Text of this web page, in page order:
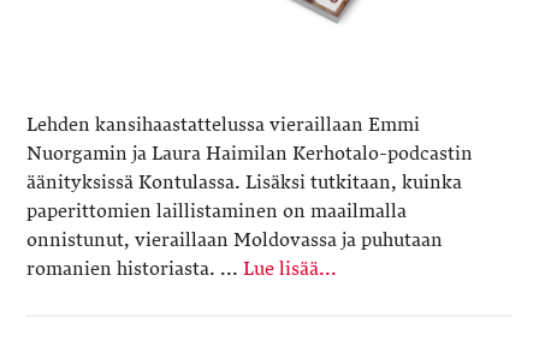
Lehden kansihaastattelussa vieraillaan Emmi
Nuorgamin ja Laura Haimilan Kerhotalo-podcastin
äänityksissä Kontulassa. Lisäksi tutkitaan, kuinka
paperittomien laillistaminen on maailmalla
onnistunut, vieraillaan Moldovassa ja puhutaan
romanien historiasta. ...Lue lisää...